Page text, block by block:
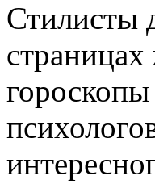
Стилисты
гороскопы